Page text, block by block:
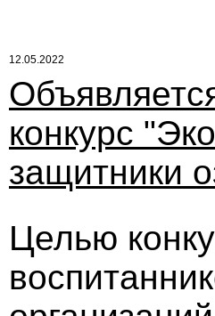
12.05.2022
конкурс
защитники
Целью